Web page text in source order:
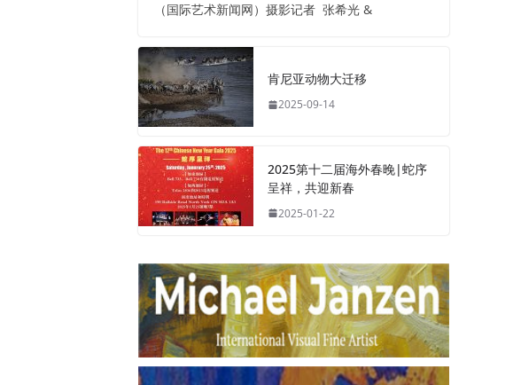
（国际艺术新闻网）摄影记者 张希光 &
肯尼亚动物大迁移
2025-09-14
2025第十二届海外春晚|蛇序
呈祥，共迎新春
2025-01-22